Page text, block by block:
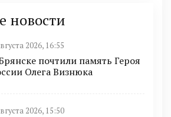
новости
2026, 16:55
почтили память Героя
Олега Визнюка
2026, 15:50